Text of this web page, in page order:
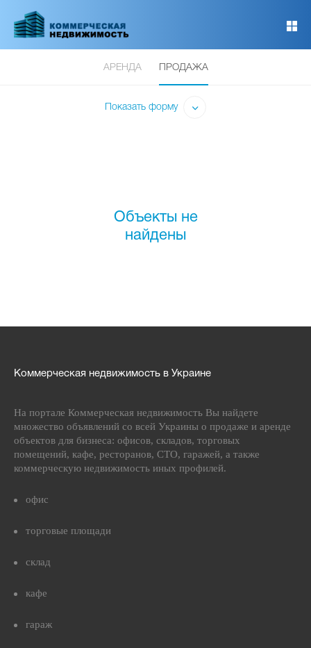
основному
АРЕНДА ПРОДАЖА
Показать форму
Объекты не
найдены
Коммерческая недвижимость в Украине
На портале Коммерческая недвижимость Вы найдете
множество объявлений со всей Украины о продаже и аренде
объектов для бизнеса: офисов, складов, торговых
помещений, кафе, ресторанов, СТО, гаражей, а также
коммерческую недвижимость иных профилей.
офис
торговые площади
склад
кафе
гараж